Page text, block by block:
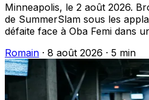
Minneapolis, le 2 août 2026.
de SummerSlam sous les
défaite face à Oba Femi dans
Romain · 8 août 2026 · 5 min